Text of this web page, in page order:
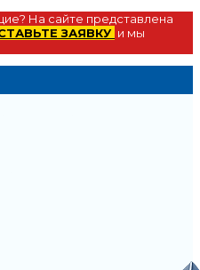
На сайте представлена
ЗАЯВКУ и мы